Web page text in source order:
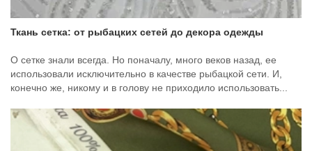
Ткань сетка: от рыбацких сетей до декора одежды
О сетке знали всегда. Но поначалу, много веков назад, ее
использовали исключительно в качестве рыбацкой сети. И,
конечно же, никому и в голову не приходило использовать...